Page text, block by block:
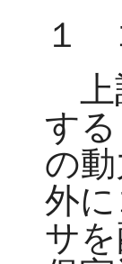
１
上
す
の
外
サ